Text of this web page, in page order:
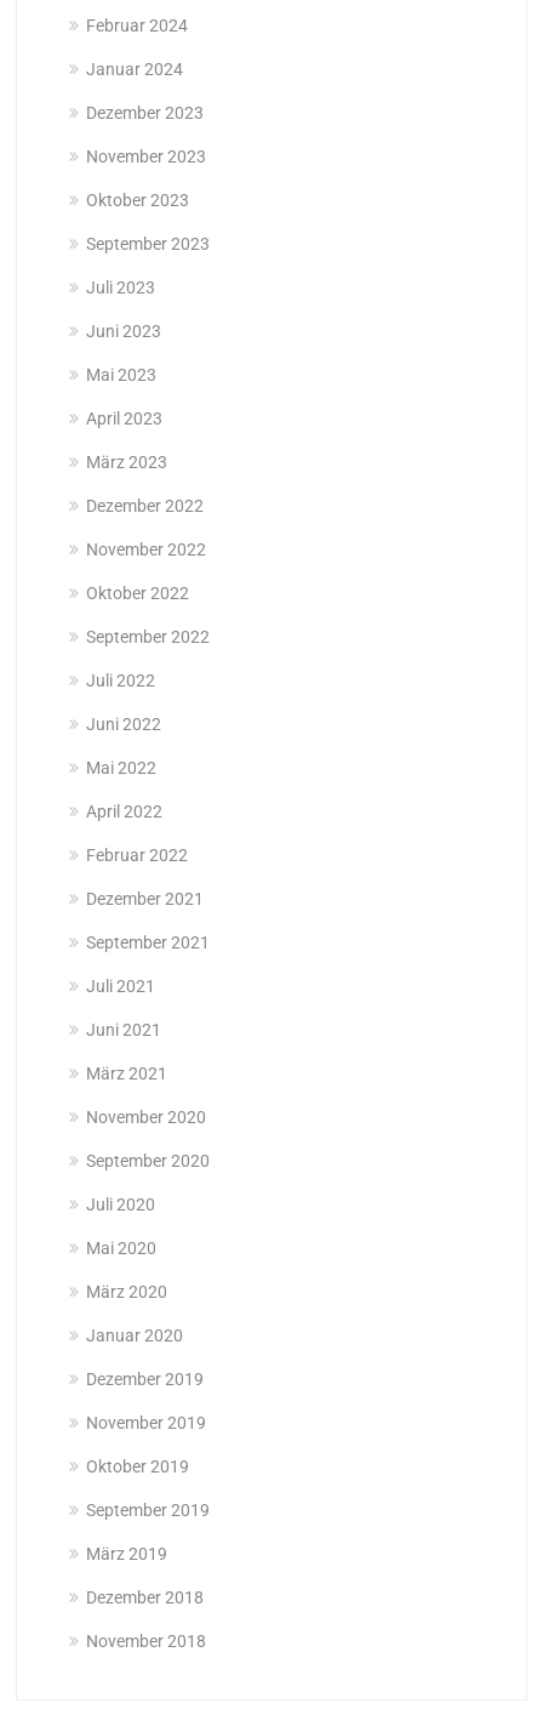
Februar 2024
Januar 2024
Dezember 2023
November 2023
Oktober 2023
September 2023
Juli 2023
Juni 2023
Mai 2023
April 2023
März 2023
Dezember 2022
November 2022
Oktober 2022
September 2022
Juli 2022
Juni 2022
Mai 2022
April 2022
Februar 2022
Dezember 2021
September 2021
Juli 2021
Juni 2021
März 2021
November 2020
September 2020
Juli 2020
Mai 2020
März 2020
Januar 2020
Dezember 2019
November 2019
Oktober 2019
September 2019
März 2019
Dezember 2018
November 2018